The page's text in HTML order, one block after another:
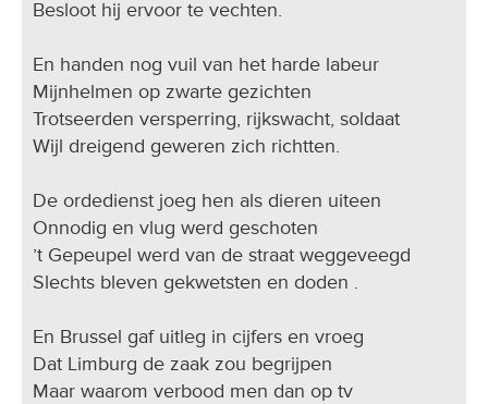
Besloot hij ervoor te vechten.
En handen nog vuil van het harde labeur
Mijnhelmen op zwarte gezichten
Trotseerden versperring, rijkswacht, soldaat
Wijl dreigend geweren zich richtten.
De ordedienst joeg hen als dieren uiteen
Onnodig en vlug werd geschoten
’t Gepeupel werd van de straat weggeveegd
Slechts bleven gekwetsten en doden .
En Brussel gaf uitleg in cijfers en vroeg
Dat Limburg de zaak zou begrijpen
Maar waarom verbood men dan op tv